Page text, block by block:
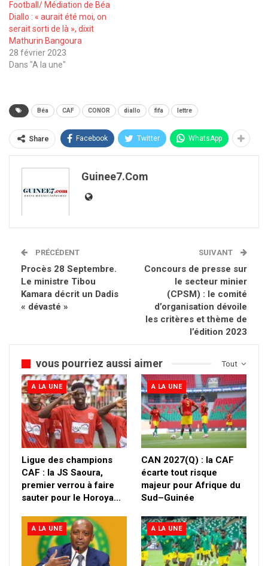
Football/ Médiation de Béa
Diallo : « aurait été moi, on
serait sorti de là », dixit
Mathurin Bangoura
28 février 2023
Dans "A la une"
Béa CAF CONOR diallo fifa lettre
Share Facebook Twitter WhatsApp
Guinee7.com
PRÉCÉDENT
Procès 28 Septembre.
Le ministre Tibou
Kamara décrit un Dadis
« dévasté »
SUIVANT
Concours de presse sur
le secteur minier
(CPSM) : le comité
d’organisation dévoile
les critères et thème de
l’édition 2023
Tout
vous pourriez aussi aimer
A LA UNE
Ligue des champions
CAF : la JS Saoura,
premier verrou à faire
sauter pour le Horoya…
A LA UNE
CAN 2027(Q) : la CAF
écarte tout risque
majeur pour Afrique du
Sud–Guinée
A LA UNE A LA UNE